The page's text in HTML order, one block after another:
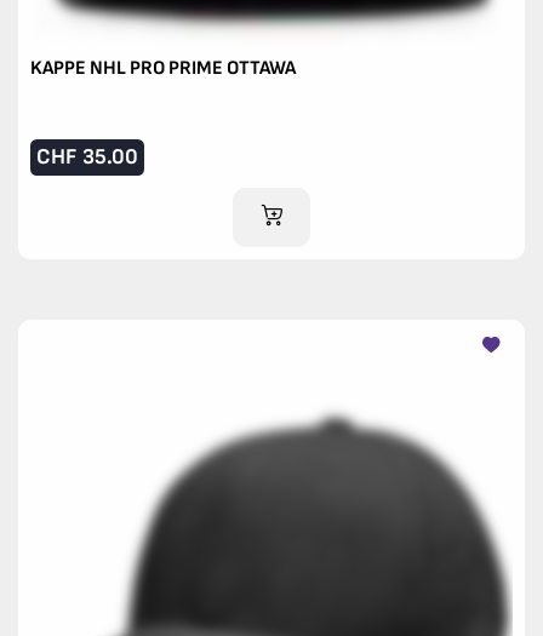
KAPPE NHL PRO PRIME OTTAWA
CHF 35.00
IM WARENKORB